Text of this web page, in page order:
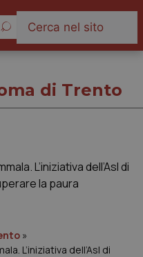
di Trento
»
L’iniziativa dell’Asl di